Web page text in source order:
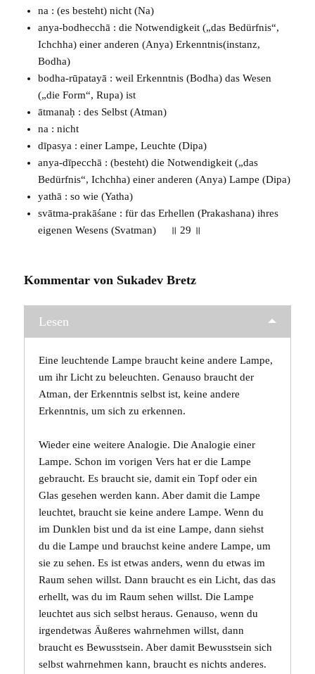
na : (es besteht) nicht (Na)
anya-bodhecchā : die Notwendigkeit („das Bedürfnis“,
Ichchha) einer anderen (Anya) Erkenntnis(instanz,
Bodha)
bodha-rūpatayā : weil Erkenntnis (Bodha) das Wesen
(„die Form“,Rupa) ist
ātmanaḥ : des Selbst (Atman)
na : nicht
dīpasya : einer Lampe, Leuchte (Dipa)
anya-dīpecchā : (besteht) die Notwendigkeit („das
Bedürfnis“,Ichchha) einer anderen (Anya) Lampe (Dipa)
yathā : so wie (Yatha)
svātma-prakāśane : für das Erhellen (Prakashana) ihres
eigenen Wesens (Svatman) ॥ 29 ॥
Kommentar von Sukadev Bretz
Lesen
Eine leuchtende Lampe braucht keine andere Lampe,
um ihr Licht zu beleuchten. Genauso braucht der
Atman, der Erkenntnis selbst ist, keine andere
Erkenntnis, um sich zu erkennen.
Wieder eine weitere Analogie. Die Analogie einer
Lampe. Schon im vorigen Vers hat er die Lampe
gebraucht. Es braucht sie, damit ein Topf oder ein
Glas gesehen werden kann. Aber damit die Lampe
leuchtet, braucht sie keine andere Lampe. Wenn du
im Dunklen bist und da ist eine Lampe, dann siehst
du die Lampe und brauchst keine andere Lampe, um
sie zu sehen. Es ist etwas anders, wenn du etwas im
Raum sehen willst. Dann braucht es ein Licht, das das
erhellt, was du im Raum sehen willst. Die Lampe
leuchtet aus sich selbst heraus. Genauso, wenn du
irgendetwas Äußeres wahrnehmen willst, dann
braucht esBewusstsein. Aber damit Bewusstsein sich
selbst wahrnehmen kann, braucht es nichts anderes.